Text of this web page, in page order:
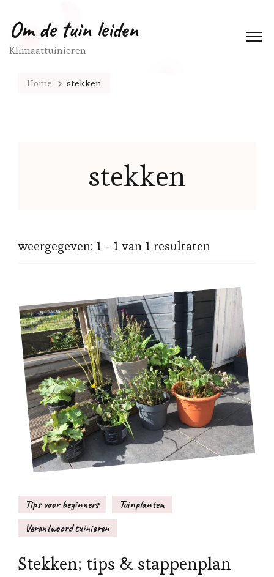
Om de tuin leiden
Klimaattuinieren
Home stekken
stekken
weergegeven: 1 - 1 van 1 resultaten
Tips voor beginners
Tuinplanten
Verantwoord tuinieren
Stekken; tips & stappenplan